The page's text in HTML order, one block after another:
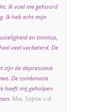
Ik voel me gehoord
Ik heb echt mijn
en tinnitus,
veel verbeterd. De
zijn de depressieve
De combinatie
heeft mij geholpen
Mw. Stijnie v.d.